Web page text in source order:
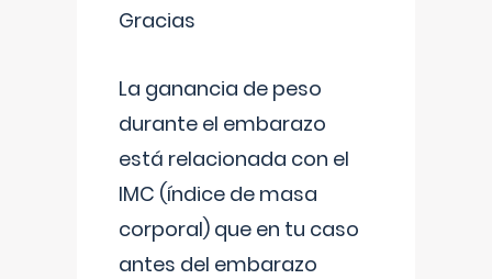
Gracias
La ganancia de peso
durante el embarazo
está relacionada con el
IMC (índice de masa
corporal) que en tu caso
antes del embarazo